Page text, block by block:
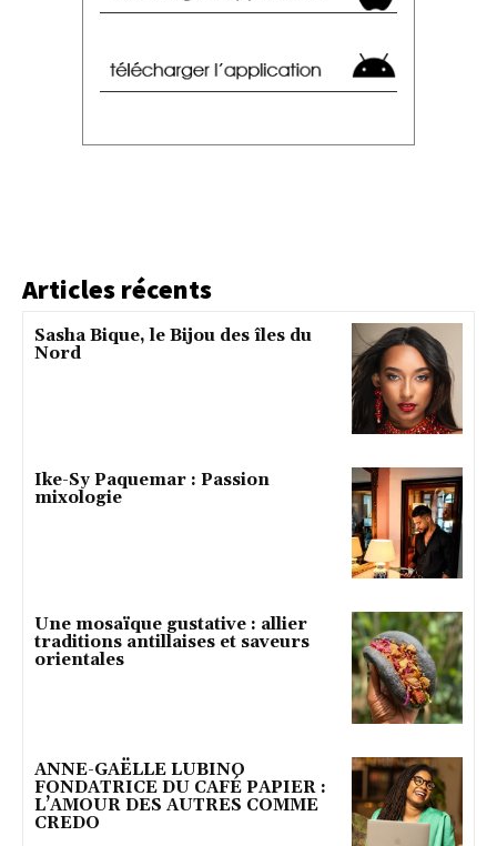
Articles récents
Sasha Bique, le Bijou des îles du
Nord
Ike-Sy Paquemar : Passion
mixologie
Une mosaïque gustative : allier
traditions antillaises et saveurs
orientales
ANNE-GAËLLE LUBINO
FONDATRICE DU CAFÉ PAPIER :
L’AMOUR DES AUTRES COMME
CREDO